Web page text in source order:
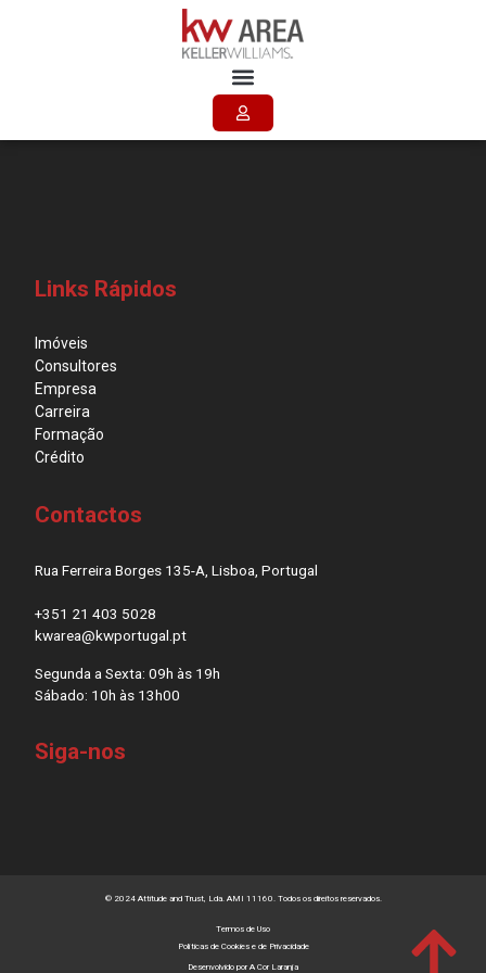
Subgrupos:
Logotipos
Links Rápidos
Imóveis
Consultores
Empresa
Carreira
Formação
Crédito
Contactos
Rua Ferreira Borges 135-A, Lisboa, Portugal
+351 21 403 5028
kwarea@kwportugal.pt
Segunda a Sexta: 09h às 19h
Sábado: 10h às 13h00
Siga-nos
© 2024 Attitude and Trust, Lda. AMI 11160. Todos os direitos reservados.
Termos de Uso
Políticas de Cookiese de Privacidade
Desenvolvido por A Cor Laranja